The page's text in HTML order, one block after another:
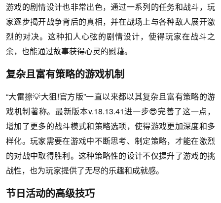
游戏的剧情设计也非常出色，通过一系列的任务和战斗，玩
家逐步揭开战争背后的真相，并在战场上与各种敌人展开激
烈的对决。这种扣人心弦的剧情设计，使得玩家在战斗之
余，也能通过故事获得心灵的慰藉。
复杂且富有策略的游戏机制
“大雷擦💡大狙!官方版”一直以来都以其复杂且富有策略的游
戏机制著称。最新版本v.18.13.41进一步😎完善了这一点，
增加了更多的战斗模式和策略选项，使得游戏更加深度和多
样化。玩家需要在游戏中不断思考、制定策略，才能在激烈
的对战中取得胜利。这种策略性的设计不仅提升了游戏的挑
战性，也为玩家提供了无尽的乐趣和成就感。
节日活动的高级技巧